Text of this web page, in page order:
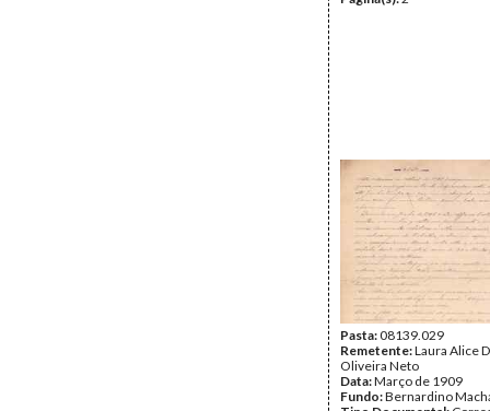
Pasta:08139.029
Remetente:Laura Alice
Oliveira Neto
Data:Março de 1909
Fundo:Bernardino